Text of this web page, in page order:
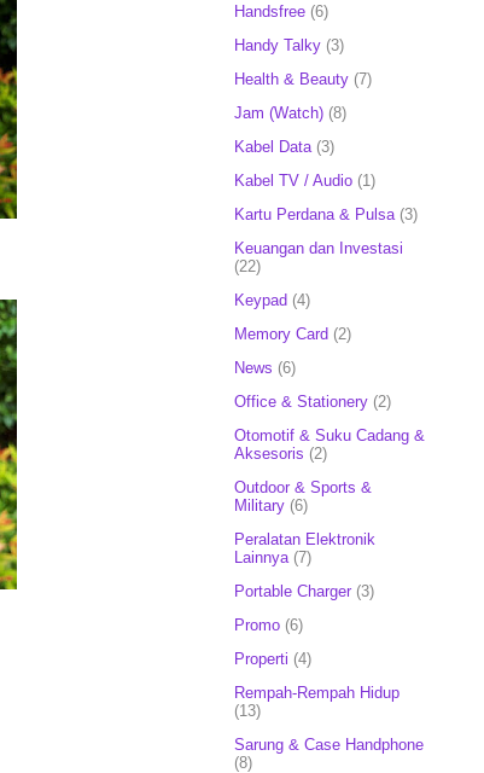
Handsfree (6)
Handy Talky (3)
Health & Beauty (7)
Jam (Watch) (8)
Kabel Data (3)
Kabel TV / Audio (1)
Kartu Perdana & Pulsa (3)
Keuangan dan Investasi
(22)
Keypad (4)
Memory Card (2)
News (6)
Office & Stationery (2)
Otomotif & Suku Cadang &
Aksesoris (2)
Outdoor & Sports &
Military (6)
Peralatan Elektronik
Lainnya (7)
Portable Charger (3)
Promo (6)
Properti (4)
Rempah-Rempah Hidup
(13)
Sarung & Case Handphone
(8)